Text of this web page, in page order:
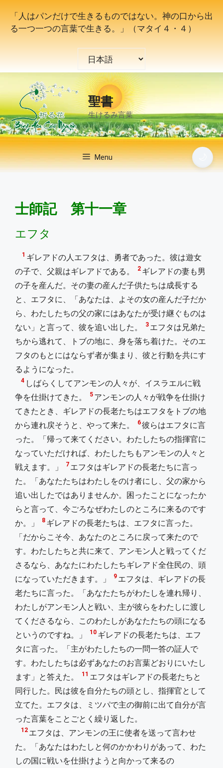
キ
ッ
プ
「人はパンだけで生きるものではない。神の口から出
る一つ一つの言葉で生きる。」（マタイ４・４）
を
選
択 聖書
生けるみ言葉
Menu
士師記 第十一章
エフタ
1 ギレアドの人エフタは、勇者であった。彼は遊女
の子で、父親はギレアドである。
2 ギレアドの妻も男
の子を産んだ。その妻の産んだ子供たちは成長する
と、エフタに、「あなたは、よその女の産んだ子だか
ら、わたしたちの父の家にはあなたが受け継ぐものは
ない」と言って、彼を追い出した。
3 エフタは兄弟た
ちから逃れて、トブの地に、身を落ち着けた。そのエ
フタのもとにはならず者が集まり、彼と行動を共にす
るようになった。
4 しばらくしてアンモンの人々が、イスラエルに戦
争を仕掛けてきた。
5 アンモンの人々が戦争を仕掛け
てきたとき、ギレアドの長老たちはエフタをトブの地
から連れ戻そうと、やって来た。
6彼らはエフタに言
った。「帰って来てください。わたしたちの指揮官に
なっていただければ、わたしたちもアンモンの人々と
戦えます。」
7 エフタはギレアドの長老たちに言っ
た。「あなたたちはわたしをのけ者にし、父の家から
追い出したではありませんか。困ったことになったか
らと言って、今ごろなぜわたしのところに来るのです
か。」
8 ギレアドの長老たちは、エフタに言った。
「だからこそ今、あなたのところに戻って来たので
す。わたしたちと共に来て、アンモン人と戦ってくだ
さるなら、あなたにわたしたちギレアド全住民の、頭
になっていただきます。」
9 エフタは、ギレアドの長
老たちに言った。「あなたたちがわたしを連れ帰り、
わたしがアンモン人と戦い、主が彼らをわたしに渡し
てくださるなら、このわたしがあなたたちの頭になる
というのですね。」
10 ギレアドの長老たちは、エフ
タに言った。「主がわたしたちの一問一答の証人で
す。わたしたちは必ずあなたのお言葉どおりにいたし
ます」と答えた。
11 エフタはギレアドの長老たちと
同行した。民は彼を自分たちの頭とし、指揮官として
立てた。エフタは、ミツパで主の御前に出て自分が言
った言葉をことごとく繰り返した。
12 エフタは、アンモンの王に使者を送って言わせ
た。「あなたはわたしと何のかかわりがあって、わた
しの国に戦いを仕掛けようと向かって来るの